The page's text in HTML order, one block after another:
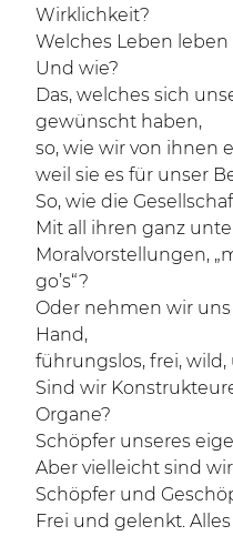
Wirklichkeit?
Welches Leben leben
Und wie?
Das, welches sich
gewünscht haben,
so, wie wir von ihnen
weil sie es für unser
So, wie die
Mit all ihren ganz
Moralvorstellungen,
go’s“?
Oder nehmen wir
Hand,
führungslos, frei,
Sind wir
Organe?
Schöpfer unseres
Aber vielleicht sind
Schöpfer und
Frei und gelenkt.